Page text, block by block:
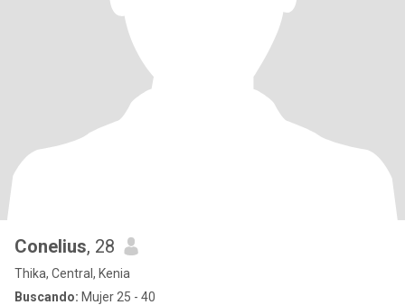
Conelius, 28
Thika, Central, Kenia
Buscando: Mujer 25 - 40